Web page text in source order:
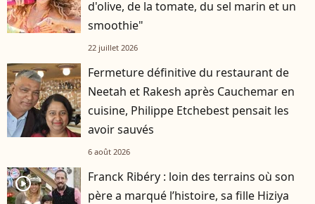
d'olive, de la tomate, du sel marin et un
smoothie"
22 juillet 2026
Fermeture définitive du restaurant de
Neetah et Rakesh après Cauchemar en
cuisine, Philippe Etchebest pensait les
avoir sauvés
6 août 2026
player2
Franck Ribéry : loin des terrains où son
père a marqué l’histoire, sa fille Hiziya